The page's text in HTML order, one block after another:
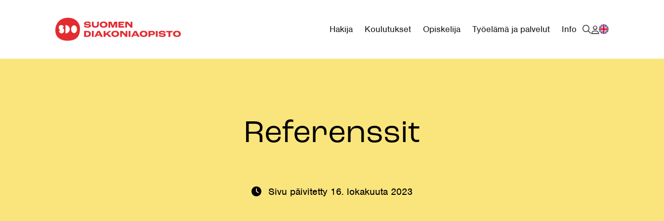
Hakija Koulutukset Opiskelija Työelämä ja palvelut Info
Referenssit
Sivu päivitetty 16. lokakuuta 2023